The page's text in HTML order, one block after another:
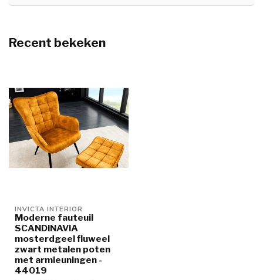
Recent bekeken
INVICTA INTERIOR
Moderne fauteuil
SCANDINAVIA
mosterdgeel fluweel
zwart metalen poten
met armleuningen -
44019